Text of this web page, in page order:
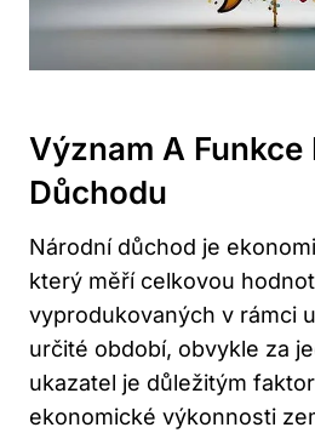
Význam A Funkce
Důchodu
Národní důchod je
který měří celkovou
vyprodukovaných v rámci
určité období, obvykle za
ukazatel je důležitým
ekonomické výkonnosti